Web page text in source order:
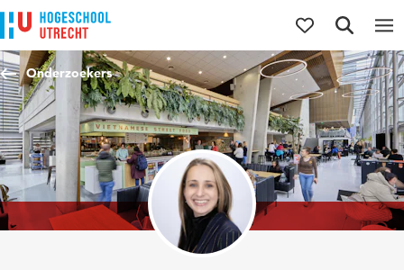
Direct naar de inhoud
Direct naar de hoofdnavigatie
Direct naar de zoekfunctie
Onderzoekers